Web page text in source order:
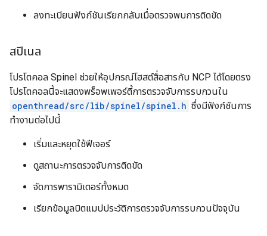
ลงทะเบียนฟังก์ชันเรียกกลับเมื่อตรวจพบการติดขัด
สปิเนล
โปรโตคอล Spinel ช่วยให้อุปกรณ์โฮสต์สื่อสารกับ NCP ได้โดยตรง
โปรโตคอลนี้จะแสดงพร็อพเพอร์ตี้การตรวจจับการรบกวนใน
openthread/src/lib/spinel/spinel.h ซึ่งมีฟังก์ชันการ
ทำงานต่อไปนี้
เริ่มและหยุดใช้ฟีเจอร์
ดูสถานะการตรวจจับการติดขัด
จัดการพารามิเตอร์ทั้งหมด
เรียกข้อมูลบิตแมปประวัติการตรวจจับการรบกวนปัจจุบัน